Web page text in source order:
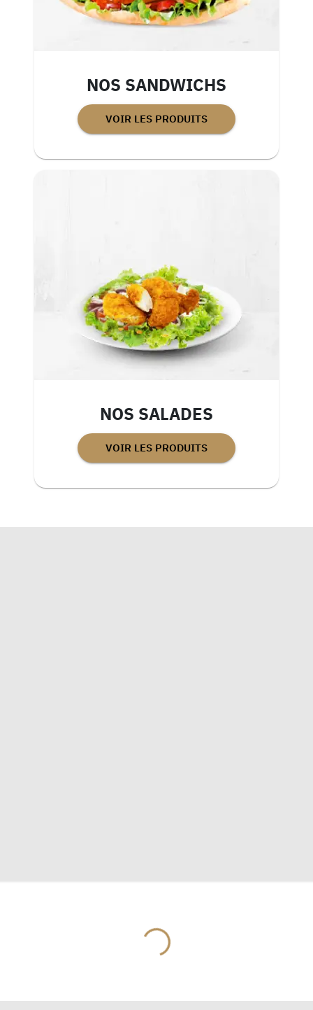
NOS SANDWICHS
VOIR LES PRODUITS
NOS SALADES
VOIR LES PRODUITS